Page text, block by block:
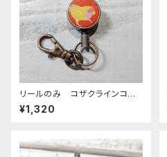
リールのみ コザクラインコ
イエロー レッドブラウン こざ
くらいんこ
¥1,320